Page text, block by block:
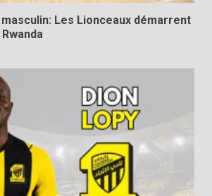
Les Lionceaux démarrent